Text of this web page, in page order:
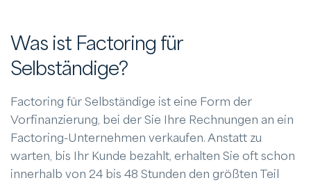
Was ist Factoring für
Selbständige?
Factoring für Selbständige ist eine Form der
Vorfinanzierung, bei der Sie Ihre Rechnungen an ein
Factoring-Unternehmen verkaufen. Anstatt zu
warten, bis Ihr Kunde bezahlt, erhalten Sie oft schon
innerhalb von 24 bis 48 Stunden den größten Teil